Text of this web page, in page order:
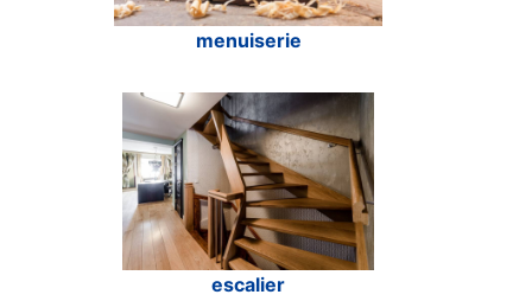
menuiserie
escalier